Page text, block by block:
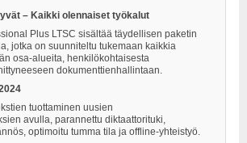
– Kaikki olennaiset työkalut
Plus LTSC sisältää täydellisen paketin
jotka on suunniteltu tukemaan kaikkia
osa-alueita, henkilökohtaisesta
dokumenttienhallintaan.
tuottaminen uusien
avulla, parannettu diktaattorituki,
optimoitu tumma tila ja offline-yhteistyö.